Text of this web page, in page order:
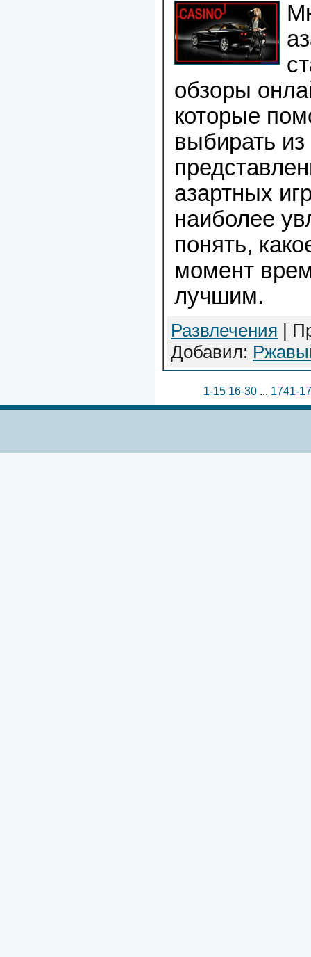
обзоры
которые
выбирать
азартных
наиболее
понять,
момент
лучшим.
Развлечения |
Добавил:
1-15 16-30 ... 1741-